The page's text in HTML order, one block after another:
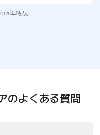
年時点。
のよくある質問